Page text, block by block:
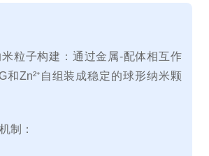
粒子构建：通过金属-配体相互作
和Zn²⁺自组装成稳定的球形纳米颗
制：